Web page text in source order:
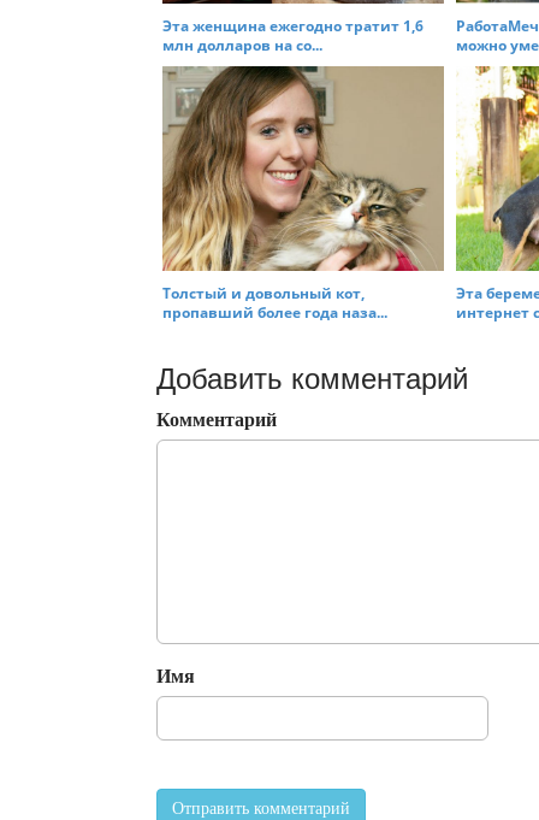
Эта женщина ежегодно тратит 1,6
млн долларов на со...
можно
Толстый и довольный кот,
пропавший более года наза...
Эта
интернет
Добавить комментарий
Комментарий
Имя